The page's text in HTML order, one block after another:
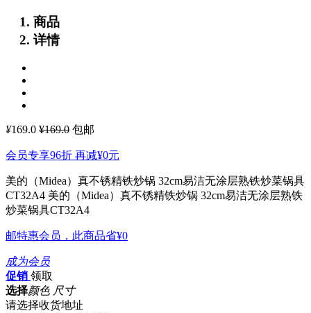
商品
详情
¥169.0 ¥169.0 包邮
会员专享96折 再减¥0元
美的（Midea）真不锈精铁炒锅 32cm易洁无涂层熟铁炒菜锅具
CT32A4 美的（Midea）真不锈精铁炒锅 32cm易洁无涂层熟铁
炒菜锅具CT32A4
邮特惠会员，此商品省¥0
成为会员
促销 领取
选择颜色 尺寸
请选择收货地址